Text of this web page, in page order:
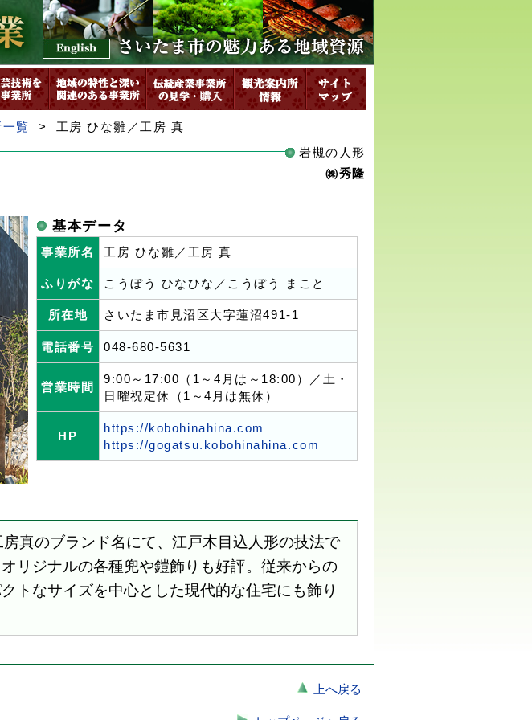
覧 > 工房 ひな雛／工房 真
岩槻の人形
㈱秀隆
基本データ
事業所名 工房 ひな雛／工房 真
ふりがな こうぼう ひなひな／こうぼう まこと
所在地 さいたま市見沼区大字蓮沼491-1
電話番号 048-680-5631
営業時間
9:00～17:00（1～4月は～18:00）／土・
日曜祝定休（1～4月は無休）
HP
https://kobohinahina.com
https://gogatsu.kobohinahina.com
真のブランド名にて、江戸木目込人形の技法で
リジナルの各種兜や鎧飾りも好評。従来からの
トなサイズを中心とした現代的な住宅にも飾り
上へ戻る